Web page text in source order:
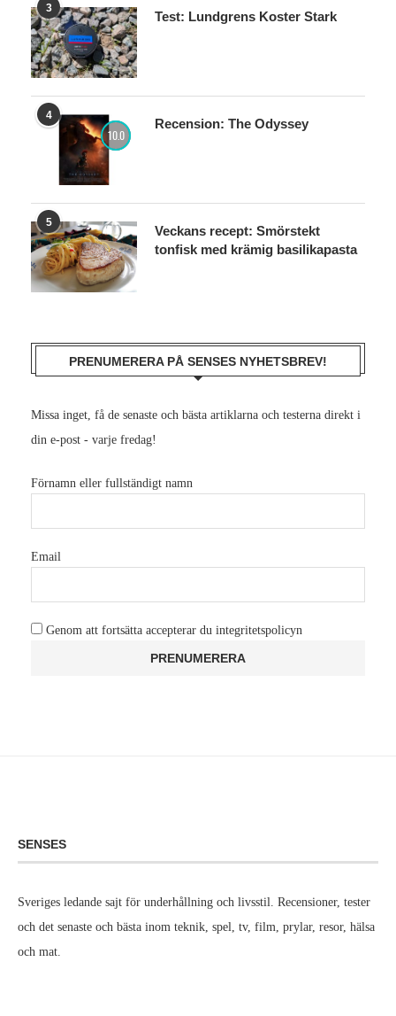
3
Test: Lundgrens Koster Stark
4
10.0
Recension: The Odyssey
5
Veckans recept: Smörstekt
tonfisk med krämig basilikapasta
PRENUMERERA PÅ SENSES NYHETSBREV!
Missa inget, få de senaste och bästa artiklarna och testerna direkt i
din e-post - varje fredag!
Förnamn eller fullständigt namn
Email
Genom att fortsätta accepterar du integritetspolicyn
SENSES
Sveriges ledande sajt för underhållning och livsstil. Recensioner, tester
och det senaste och bästa inom teknik, spel, tv, film, prylar, resor, hälsa
och mat.